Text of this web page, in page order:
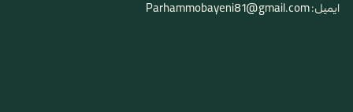
ایمیل: Parhammobayeni81@gmail.com